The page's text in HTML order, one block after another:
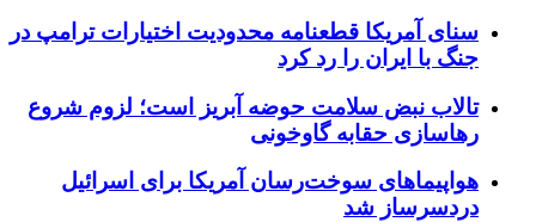
سنای آمریکا قطعنامه محدودیت اختیارات ترامپ در
جنگ با ایران را رد کرد
تالاب نبض سلامت حوضه آبریز است؛ لزوم شروع
رهاسازی حقابه گاوخونی
هواپیماهای سوخت‌رسان آمریکا برای اسرائیل
دردسرساز شد